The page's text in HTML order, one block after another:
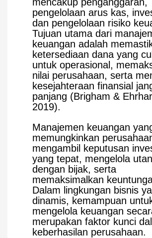
pengelolaan arus kas,
dan pengelolaan risiko
Tujuan utama dari
keuangan adalah
ketersediaan dana yang
untuk operasional,
nilai perusahaan, serta
kesejahteraan finansial
panjang (Brigham &
2019).
Manajemen keuangan
memungkinkan
mengambil keputusan
yang tepat, mengelola
dengan bijak, serta
memaksimalkan
Dalam lingkungan bisnis
dinamis, kemampuan
mengelola keuangan
merupakan faktor kunci
keberhasilan perusahaan.